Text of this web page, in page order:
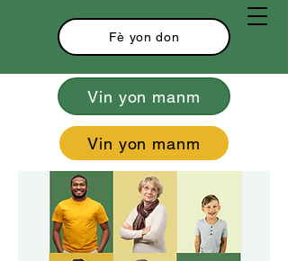
Vin yon manm
Vin yon manm
Fè yon don